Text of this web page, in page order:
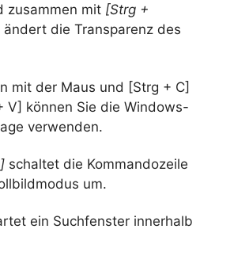
zusammen mit [Strg +
ändert die Transparenz des
mit der Maus und [Strg + C]
V] können Sie die Windows-
verwenden.
schaltet die Kommandozeile
um.
ein Suchfenster innerhalb